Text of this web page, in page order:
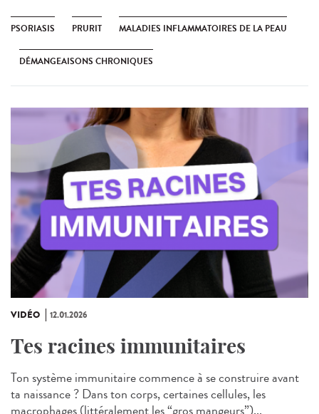
PSORIASIS PRURIT MALADIES INFLAMMATOIRES DE LA PEAU
DÉMANGEAISONS CHRONIQUES
VIDÉO 12.01.2026
Tes racines immunitaires
Ton système immunitaire commence à se construire avant
ta naissance ? Dans ton corps, certaines cellules, les